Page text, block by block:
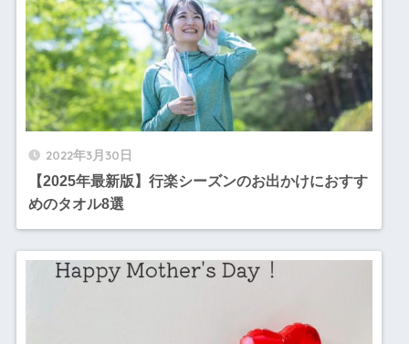
2022年3月30日
【2025年最新版】行楽シーズンのお出かけにおすす
めのタオル8選